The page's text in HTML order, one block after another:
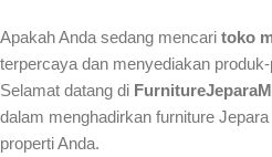
Apakah Anda sedang mencari toko
terpercaya dan menyediakan
Selamat datang di
dalam menghadirkan furniture
properti Anda.